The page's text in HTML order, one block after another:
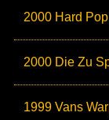
2000 Hard
2000 Die Zu
1999 Vans